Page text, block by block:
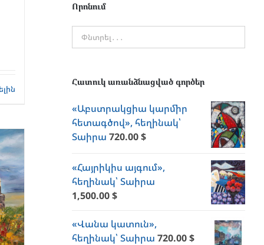
Որոնում
Հատուկ առանձնացված գործեր
«Աբստրակցիա կարմիր
հետագծով», հեղինակ՝
Տաիրա 720.00$
«Հայրիկիս այգում»,
հեղինակ՝ Տաիրա
1,500.00$
«Վանա կատուն»,
հեղինակ՝ Տաիրա 720.00$